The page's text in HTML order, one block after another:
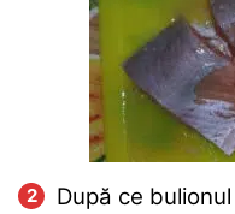
După ce